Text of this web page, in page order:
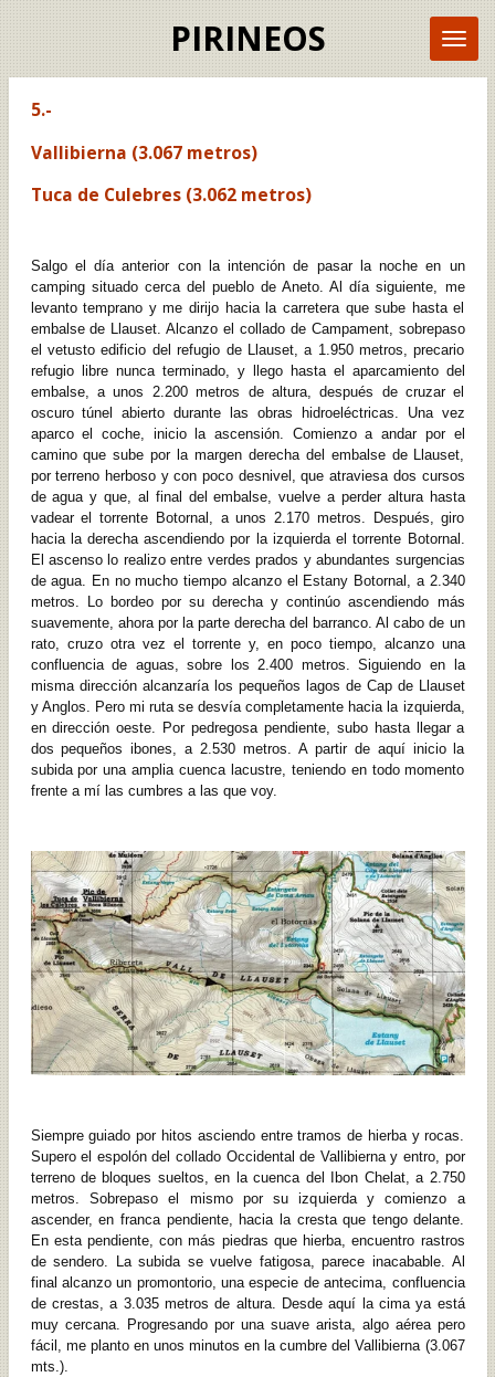
PIRINEOS
5.-
Vallibierna (3.067 metros)
Tuca de Culebres (3.062 metros)
Salgo el día anterior con la intención de pasar la noche en un
camping situado cerca del pueblo de Aneto. Al día siguiente, me
levanto temprano y me dirijo hacia la carretera que sube hasta el
embalse de Llauset. Alcanzo el collado de Campament, sobrepaso
el vetusto edificio del refugio de Llauset, a 1.950 metros, precario
refugio libre nunca terminado, y llego hasta el aparcamiento del
embalse, a unos 2.200 metros de altura, después de cruzar el
oscuro túnel abierto durante las obras hidroeléctricas. Una vez
aparco el coche, inicio la ascensión. Comienzo a andar por el
camino que sube por la margen derecha del embalse de Llauset,
por terreno herboso y con poco desnivel, que atraviesa dos cursos
de agua y que, al final del embalse, vuelve a perder altura hasta
vadear el torrente Botornal, a unos 2.170 metros. Después, giro
hacia la derecha ascendiendo por la izquierda el torrente Botornal.
El ascenso lo realizo entre verdes prados y abundantes surgencias
de agua. En no mucho tiempo alcanzo el Estany Botornal, a 2.340
metros. Lo bordeo por su derecha y continúo ascendiendo más
suavemente, ahora por la parte derecha del barranco. Al cabo de un
rato, cruzo otra vez el torrente y, en poco tiempo, alcanzo una
confluencia de aguas, sobre los 2.400 metros. Siguiendo en la
misma dirección alcanzaría los pequeños lagos de Cap de Llauset
y Anglos. Pero mi ruta se desvía completamente hacia la izquierda,
en dirección oeste. Por pedregosa pendiente, subo hasta llegar a
dos pequeños ibones, a 2.530 metros. A partir de aquí inicio la
subida por una amplia cuenca lacustre, teniendo en todo momento
frente a mí las cumbres a las que voy.
Siempre guiado por hitos asciendo entre tramos de hierba y rocas.
Supero el espolón del collado Occidental de Vallibierna y entro, por
terreno de bloques sueltos, en la cuenca del Ibon Chelat, a 2.750
metros. Sobrepaso el mismo por su izquierda y comienzo a
ascender, en franca pendiente, hacia la cresta que tengo delante.
En esta pendiente, con más piedras que hierba, encuentro rastros
de sendero. La subida se vuelve fatigosa, parece inacabable. Al
final alcanzo un promontorio, una especie de antecima, confluencia
de crestas, a 3.035 metros de altura. Desde aquí la cima ya está
muy cercana. Progresando por una suave arista, algo aérea pero
fácil, me planto en unos minutos en la cumbre del Vallibierna (3.067
mts.).